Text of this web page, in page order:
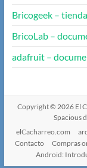
Bricogeek –
BricoLab –
adafruit –
Copyright © 2026 El
Spacious
elCacharreo.com
Contacto
Compras
Android: